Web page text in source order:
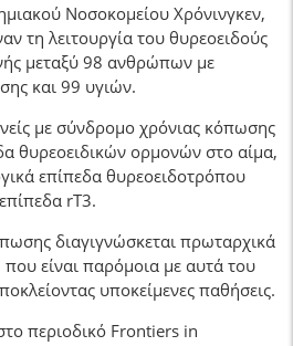
Νοσοκομείου Χρόνινγκεν,
τη λειτουργία του θυρεοειδούς
μεταξύ 98 ανθρώπων με
και 99 υγιών.
με σύνδρομο χρόνιας κόπωσης
θυρεοειδικών ορμονών στο αίμα,
επίπεδα θυρεοειδοτρόπου
rT3.
διαγιγνώσκεται πρωταρχικά
είναι παρόμοια με αυτά του
υποκείμενες παθήσεις.
περιοδικό Frontiers in